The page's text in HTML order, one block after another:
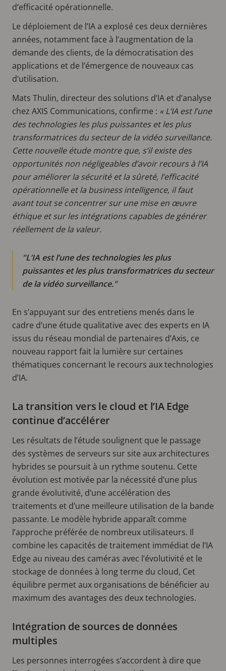
d’efficacité opérationnelle.
Le déploiement de l’IA a explosé ces deux dernières
années, notamment face à l’augmentation de la
demande des clients, de la démocratisation des
applications et de l’émergence de nouveaux cas
d’utilisation.
Mats Thulin, directeur des solutions d’IA et d’analyse
chez AXIS Communications, confirme : « L’IA est l’une
des technologies les plus puissantes et les plus
transformatrices du secteur de la vidéo surveillance.
Cette nouvelle étude montre que, s’il existe des
opportunités non négligeables d’avoir recours à l’IA
pour améliorer la sécurité et la sûreté, l’efficacité
opérationnelle et la business intelligence, il faut
avant tout se concentrer sur une mise en œuvre
éthique et sur les intégrations capables de générer
réellement de la valeur.
L’IA est l’une des technologies les plus
puissantes et les plus transformatrices du secteur
de la vidéo surveillance.
En s’appuyant sur des entretiens menés dans le
cadre d’une étude qualitative avec des experts en IA
issus du réseau mondial de partenaires d’Axis, ce
nouveau rapport fait la lumière sur certaines
thématiques concernant le recours aux technologies
d’IA.
La transition vers le cloud et l’IA Edge
continue d’accélérer
Les résultats de l’étude soulignent que le passage
des systèmes de serveurs sur site aux architectures
hybrides se poursuit à un rythme soutenu. Cette
évolution est motivée par la nécessité d’une plus
grande évolutivité, d’une accélération des
traitements et d’une meilleure utilisation de la bande
passante. Le modèle hybride apparaît comme
l’approche préférée de nombreux utilisateurs. Il
combine les capacités de traitement immédiat de l’IA
Edge au niveau des caméras avec l’évolutivité et le
stockage de données à long terme du cloud, Cet
équilibre permet aux organisations de bénéficier au
maximum des avantages des deux technologies.
Intégration de sources de données
multiples
Les personnes interrogées s’accordent à dire que